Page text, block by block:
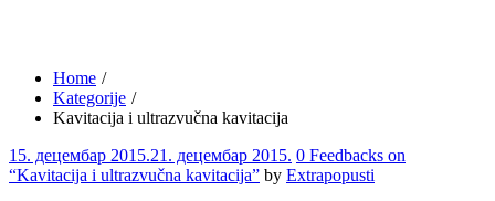
Home
Kategorije
Kavitacija i ultrazvučna kavitacija
15. децембар 2015.21. децембар 2015. Comments
0 Feedbacks on
“Kavitacija i ultrazvučna kavitacija” by Extrapopusti